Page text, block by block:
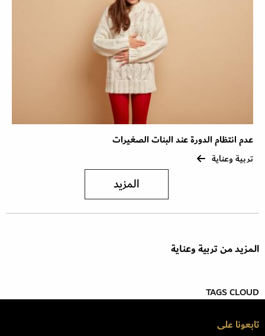
عدم انتظام الدورة عند البنات الصغيرات
تربية وعناية
المزيد
المزيد من تربية وعناية
TAGS CLOUD
تابعونا على